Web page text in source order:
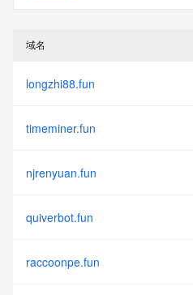
域名
longzhi88.fun
timeminer.fun
njrenyuan.fun
quiverbot.fun
raccoonpe.fun